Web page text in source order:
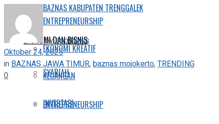
ENTREPRENEURSHIP
EKONOMI KREATIF
KEUANGAN
INVESTASI
BAZNAS KABUPATEN TRENGGALEK
EKONOMI DAN BISNIS
SYARIAH
ENTREPRENEURSHIP
byspotnews
Oktober 24, 2025
in BAZNAS JAWA TIMUR,baznas mojokerto,TRENDING
0